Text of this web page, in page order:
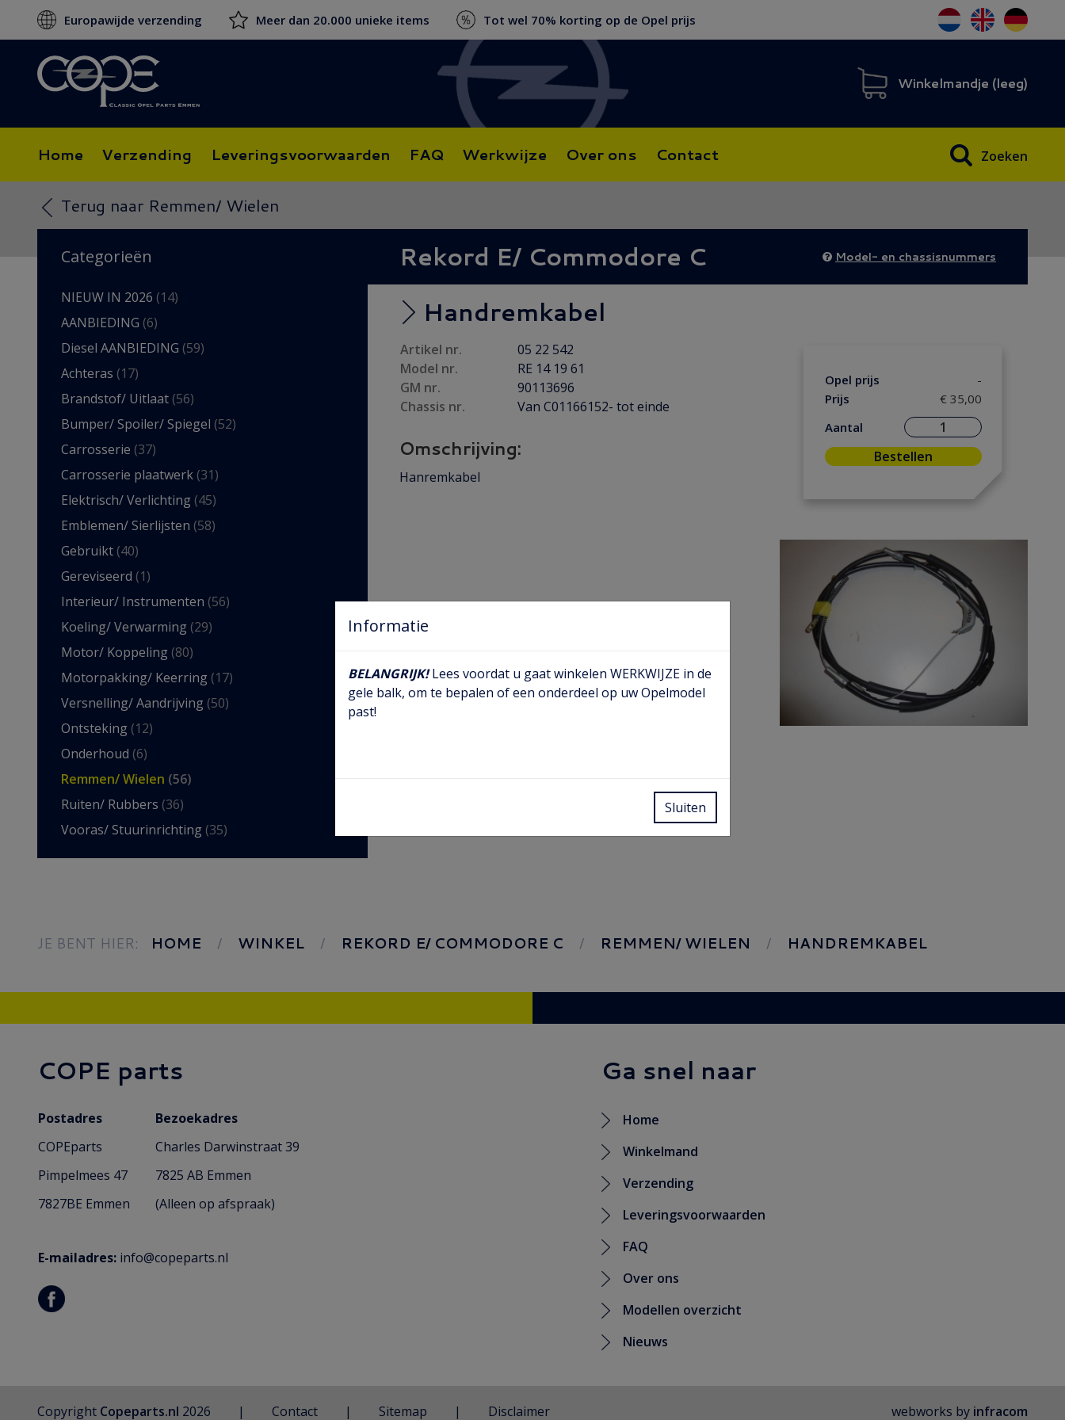
Europawijde verzending Meer dan 20.000 unieke items Tot wel 70% korting op de Opel prijs
Winkelmandje (leeg)
Home Verzending Leveringsvoorwaarden FAQ Werkwijze Over ons Contact Zoeken
Terug naar Remmen/ Wielen
Categorieën
NIEUW IN 2026 (14)
AANBIEDING (6)
Diesel AANBIEDING (59)
Achteras (17)
Brandstof/ Uitlaat (56)
Bumper/ Spoiler/ Spiegel (52)
Carrosserie (37)
Carrosserie plaatwerk (31)
Elektrisch/ Verlichting (45)
Emblemen/ Sierlijsten (58)
Gebruikt (40)
Gereviseerd (1)
Interieur/ Instrumenten (56)
Koeling/ Verwarming (29)
Motor/ Koppeling (80)
Motorpakking/ Keerring (17)
Versnelling/ Aandrijving (50)
Ontsteking (12)
Onderhoud (6)
Remmen/ Wielen (56)
Ruiten/ Rubbers (36)
Vooras/ Stuurinrichting (35)
Rekord E/ Commodore C Model- en chassisnummers
Handremkabel
Artikel nr.
05 22 542
Model nr.
RE 14 19 61
GM nr.
90113696
Chassis nr.
Van C01166152- tot einde
Omschrijving:
Hanremkabel
Opel prijs
-
Prijs
€ 35,00
Aantal
Bestellen
JE BENT HIER: HOME WINKEL REKORD E/ COMMODORE C REMMEN/ WIELEN HANDREMKABEL
COPE parts
Postadres
Bezoekadres
COPEparts
Charles Darwinstraat 39
Pimpelmees 47
7825 AB Emmen
7827BE Emmen
(Alleen op afspraak)
E-mailadres: info@copeparts.nl
Ga snel naar
Home
Winkelmand
Verzending
Leveringsvoorwaarden
FAQ
Over ons
Modellen overzicht
Nieuws
Copyright Copeparts.nl 2026 Contact Sitemap Disclaimer webworks by infracom
Informatie
BELANGRIJK!Lees voordat u gaat winkelen WERKWIJZE in de
gele balk, om te bepalen of een onderdeel op uw Opelmodel
past!
Sluiten